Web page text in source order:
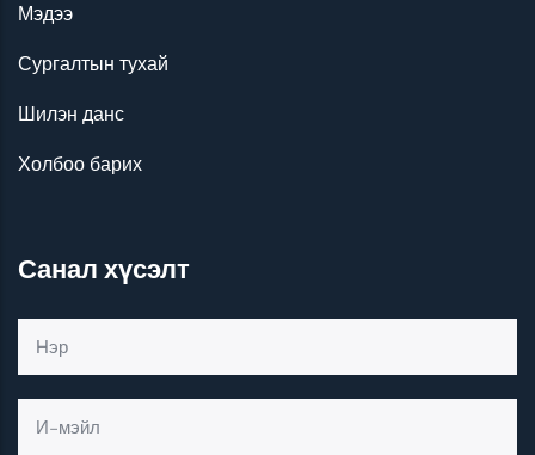
Мэдээ
Сургалтын тухай
Шилэн данс
Холбоо барих
Санал хүсэлт